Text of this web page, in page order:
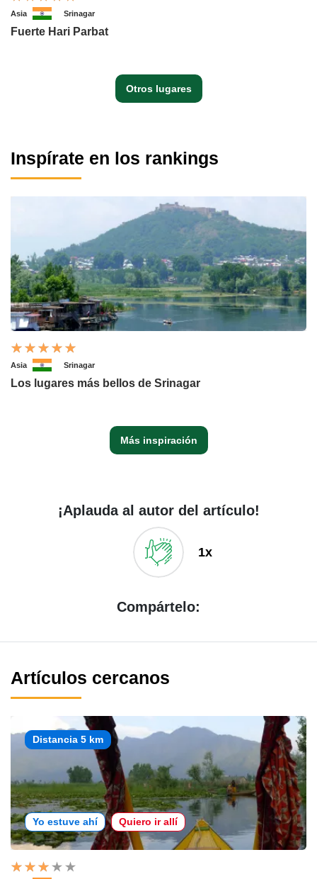
Asia Srinagar
Fuerte Hari Parbat
Otros lugares
Inspírate en los rankings
Asia Srinagar
Los lugares más bellos de Srinagar
Más inspiración
¡Aplauda al autor del artículo!
1x
Compártelo:
Artículos cercanos
Distancia 5 km
Yo estuve ahí Quiero ir allí